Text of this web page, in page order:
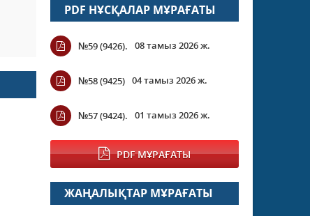
PDF НҰСҚАЛАР МҰРАҒАТЫ
№59 (9426). 08 тамыз 2026 ж.
№58 (9425) 04 тамыз 2026 ж.
№57 (9424). 01 тамыз 2026 ж.
PDF МҰРАҒАТЫ
ЖАҢАЛЫҚТАР МҰРАҒАТЫ